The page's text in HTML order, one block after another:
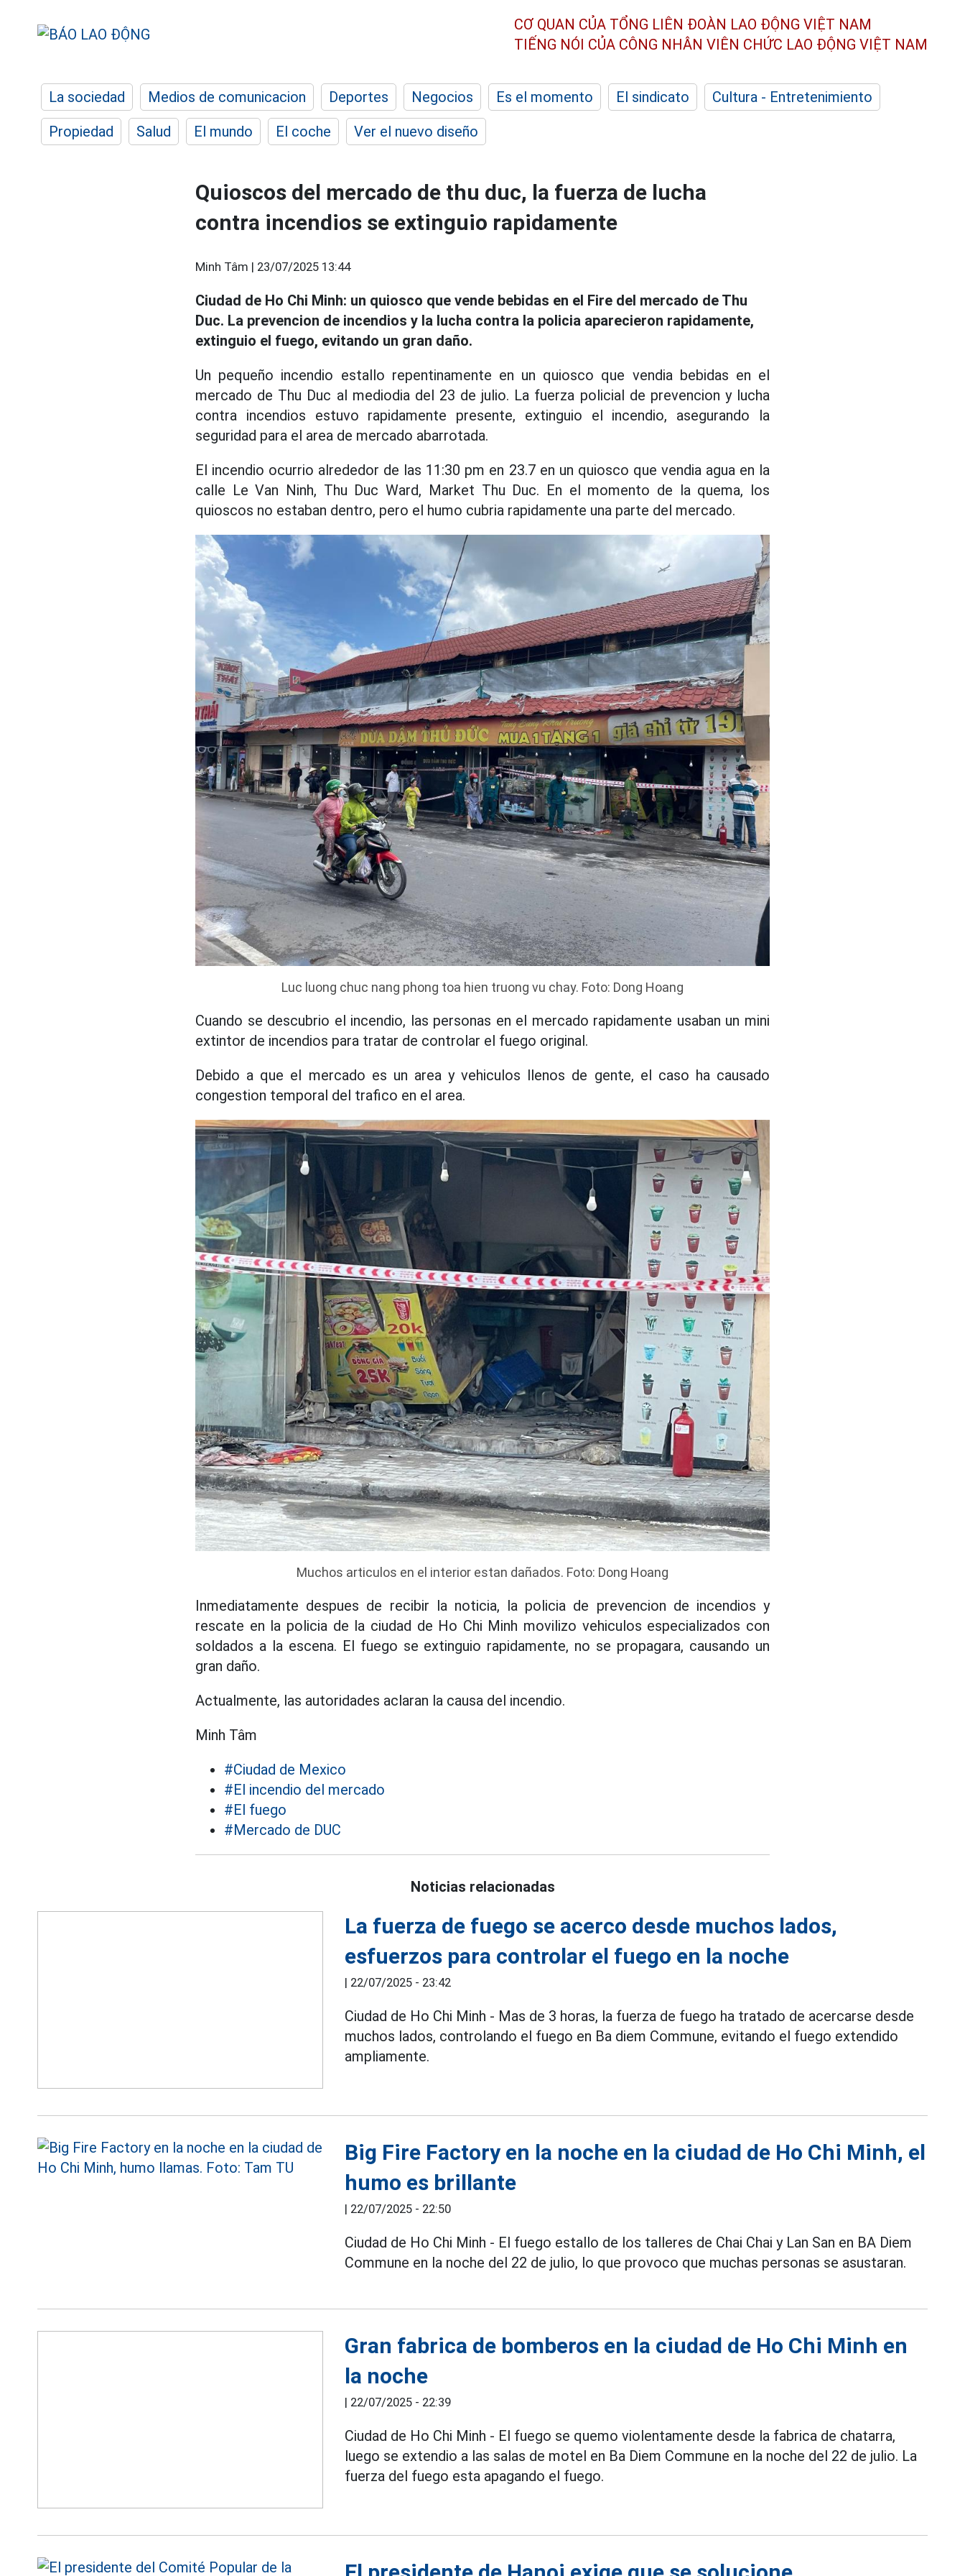
CƠ QUAN CỦA TỔNG LIÊN ĐOÀN LAO ĐỘNG VIỆT NAM
TIẾNG NÓI CỦA CÔNG NHÂN VIÊN CHỨC LAO ĐỘNG VIỆT NAM
La sociedad Medios de comunicacion Deportes Negocios Es el momento El sindicato
Cultura - Entretenimiento
Propiedad
Salud El mundo El coche Ver el nuevo diseño
Quioscos del mercado de thu duc, la fuerza de lucha
contra incendios se extinguio rapidamente
Minh Tâm | 23/07/2025 13:44
Ciudad de Ho Chi Minh: un quiosco que vende bebidas en el Fire del mercado de Thu
Duc. La prevencion de incendios y la lucha contra la policia aparecieron rapidamente,
extinguio el fuego, evitando un gran daño.
Un pequeño incendio estallo repentinamente en un quiosco que vendia bebidas en el
mercado de Thu Duc al mediodia del 23 de julio. La fuerza policial de prevencion y lucha
contra incendios estuvo rapidamente presente, extinguio el incendio, asegurando la
seguridad para el area de mercado abarrotada.
El incendio ocurrio alrededor de las 11:30 pm en 23.7 en un quiosco que vendia agua en la
calle Le Van Ninh, Thu Duc Ward, Market Thu Duc. En el momento de la quema, los
quioscos no estaban dentro, pero el humo cubria rapidamente una parte del mercado.
Luc luong chuc nang phong toa hien truong vu chay. Foto: Dong Hoang
Cuando se descubrio el incendio, las personas en el mercado rapidamente usaban un mini
extintor de incendios para tratar de controlar el fuego original.
Debido a que el mercado es un area y vehiculos llenos de gente, el caso ha causado
congestion temporal del trafico en el area.
Muchos articulos en el interior estan dañados. Foto: Dong Hoang
Inmediatamente despues de recibir la noticia, la policia de prevencion de incendios y
rescate en la policia de la ciudad de Ho Chi Minh movilizo vehiculos especializados con
soldados a la escena. El fuego se extinguio rapidamente, no se propagara, causando un
gran daño.
Actualmente, las autoridades aclaran la causa del incendio.
Minh Tâm
#Ciudad de Mexico
#El incendio del mercado
#El fuego
#Mercado de DUC
Noticias relacionadas
La fuerza de fuego se acerco desde muchos lados,
esfuerzos para controlar el fuego en la noche
| 22/07/2025 - 23:42
Ciudad de Ho Chi Minh - Mas de 3 horas, la fuerza de fuego ha tratado de acercarse desde
muchos lados, controlando el fuego en Ba diem Commune, evitando el fuego extendido
ampliamente.
Big Fire Factory en la noche en la ciudad de Ho Chi Minh, el
humo es brillante
| 22/07/2025 - 22:50
Ciudad de Ho Chi Minh - El fuego estallo de los talleres de Chai Chai y Lan San en BA Diem
Commune en la noche del 22 de julio, lo que provoco que muchas personas se asustaran.
Gran fabrica de bomberos en la ciudad de Ho Chi Minh en
la noche
| 22/07/2025 - 22:39
Ciudad de Ho Chi Minh - El fuego se quemo violentamente desde la fabrica de chatarra,
luego se extendio a las salas de motel en Ba Diem Commune en la noche del 22 de julio. La
fuerza del fuego esta apagando el fuego.